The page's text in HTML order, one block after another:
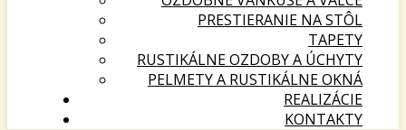
PRESTIERANIE NA STÔL
TAPETY
RUSTIKÁLNE OZDOBY A ÚCHYTY
PELMETY A RUSTIKÁLNE OKNÁ
REALIZÁCIE
KONTAKTY